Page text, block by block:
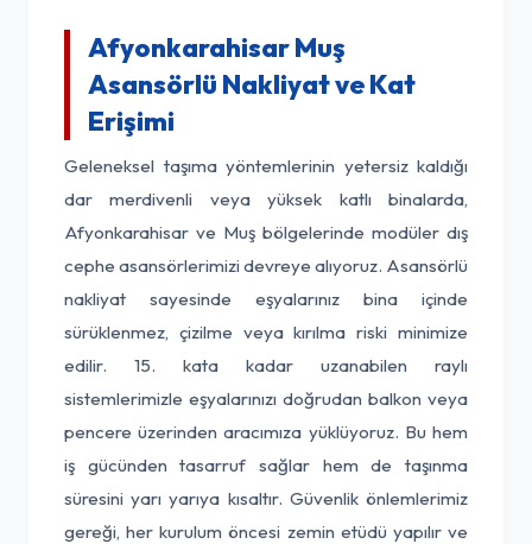
Afyonkarahisar Muş
Asansörlü Nakliyat ve Kat
Erişimi
Geleneksel taşıma yöntemlerinin yetersiz kaldığı
dar merdivenli veya yüksek katlı binalarda,
Afyonkarahisar ve Muş bölgelerinde modüler dış
cephe asansörlerimizi devreye alıyoruz. Asansörlü
nakliyat sayesinde eşyalarınız bina içinde
sürüklenmez, çizilme veya kırılma riski minimize
edilir. 15. kata kadar uzanabilen raylı
sistemlerimizle eşyalarınızı doğrudan balkon veya
pencere üzerinden aracımıza yüklüyoruz. Bu hem
iş gücünden tasarruf sağlar hem de taşınma
süresini yarı yarıya kısaltır. Güvenlik önlemlerimiz
gereği, her kurulum öncesi zemin etüdü yapılır ve